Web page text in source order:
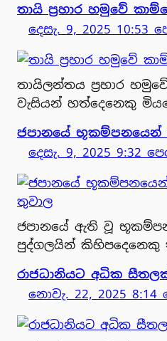
තායි ප්‍රහාර හමුවේ
දෙසැ. 9, 2025 10:53
තායිලන්තය ප්‍රහාර
වැසියන් හත්දෙනෙකු
ජපානයේ භූකම්පනයෙන්
දෙසැ. 9, 2025 9:32
ජපානයේ ඇති වූ
පුද්ගලයින් කිහිපදෙනෙකු
රාජධානියට අධික
නොවැ. 22, 2025